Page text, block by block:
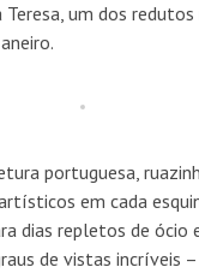
um dos
portuguesa,
em cada
dias repletos de ócio
de vistas incríveis